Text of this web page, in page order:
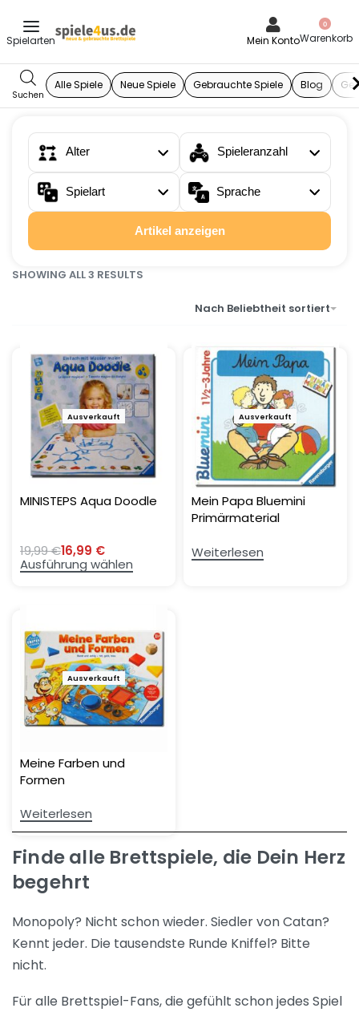
Mein Konto
0
Alle Spiele Neue Spiele Gebrauchte Spiele Blog
Alter Spieleranzahl
Spielart Sprache
Artikel anzeigen
SHOWING ALL 3 RESULTS
Nach Beliebtheit sortiert
-15%
Ausverkauft
MINISTEPS Aqua Doodle
19,99€16,99 €
Ausführung wählen
Ausverkauft
Mein Papa Bluemini
Primärmaterial
Weiterlesen
Ausverkauft
Meine Farben und
Formen
Weiterlesen
Finde alle Brettspiele, die Dein Herz
begehrt
Monopoly? Nicht schon wieder. Siedler von Catan?
Kennt jeder. Die tausendste Runde Kniffel? Bitte
nicht.
Für alle Brettspiel-Fans, die gefühlt schon jedes Spiel